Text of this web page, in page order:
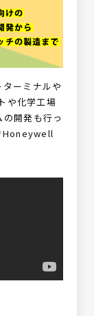
ーミナルや
や化学工場
開発も行っ
Honeywell